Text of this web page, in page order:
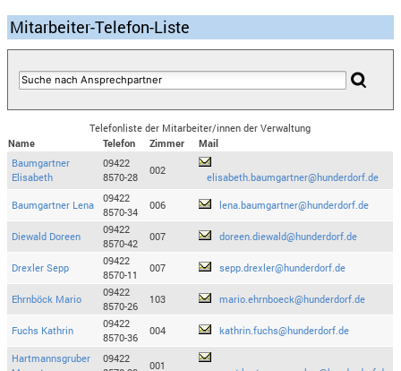
Mitarbeiter-Telefon-Liste
Telefonliste der Mitarbeiter/innen der Verwaltung
Name
Telefon Zimmer
Mail
Baumgartner
Elisabeth
09422
8570-28
002
elisabeth.baumgartner@hunderdorf.de
Baumgartner Lena
09422
8570-34
006 lena.baumgartner@hunderdorf.de
Diewald Doreen
09422
8570-42
007 doreen.diewald@hunderdorf.de
Drexler Sepp
09422
8570-11
007 sepp.drexler@hunderdorf.de
Ehrnböck Mario
09422
8570-26
103 mario.ehrnboeck@hunderdorf.de
Fuchs Kathrin
09422
8570-36
004 kathrin.fuchs@hunderdorf.de
Hartmannsgruber
09422
001